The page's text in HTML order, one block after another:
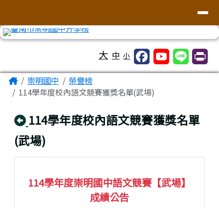
大 中 小
主內容區域
Home崇明國中
榮譽榜
114學年度校內語文競賽獲獎名單(武場)
回上頁
114學年度校內語文競賽獲獎名單
(武場)
114學年度崇明國中語文競賽【武場】
成績公告
頁尾區域